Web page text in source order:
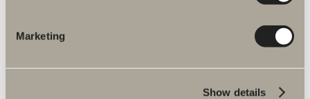
Marketing
Show details